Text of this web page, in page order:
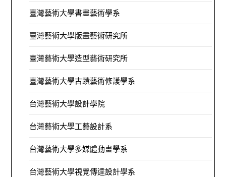
臺灣藝術大學書畫藝術學系
臺灣藝術大學版畫藝術研究所
臺灣藝術大學造型藝術研究所
臺灣藝術大學古蹟藝術修護學系
台灣藝術大學設計學院
台灣藝術大學工藝設計系
台灣藝術大學多媒體動畫學系
台灣藝術大學視覺傳達設計學系